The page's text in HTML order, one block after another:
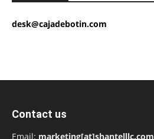
desk@cajadebotin.com
Contact us
Email: marketing[at]shantelllc.com